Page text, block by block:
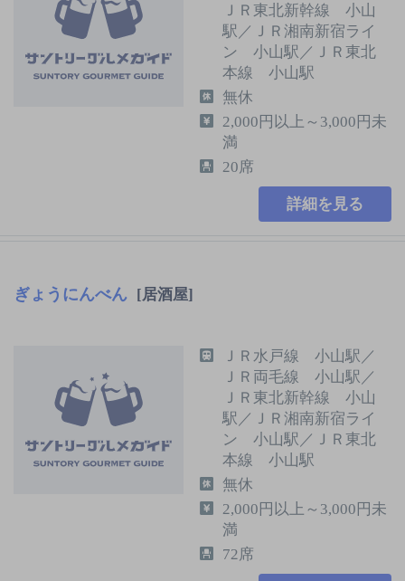
ＪＲ東北新幹線 小山
駅／ＪＲ湘南新宿ライ
ン 小山駅／ＪＲ東北
本線 小山駅
無休
2,000円以上～3,000円未
満
20席
詳細を見る
ぎょうにんべん [居酒屋]
ＪＲ水戸線 小山駅／
ＪＲ両毛線 小山駅／
ＪＲ東北新幹線 小山
駅／ＪＲ湘南新宿ライ
ン 小山駅／ＪＲ東北
本線 小山駅
無休
2,000円以上～3,000円未
満
72席